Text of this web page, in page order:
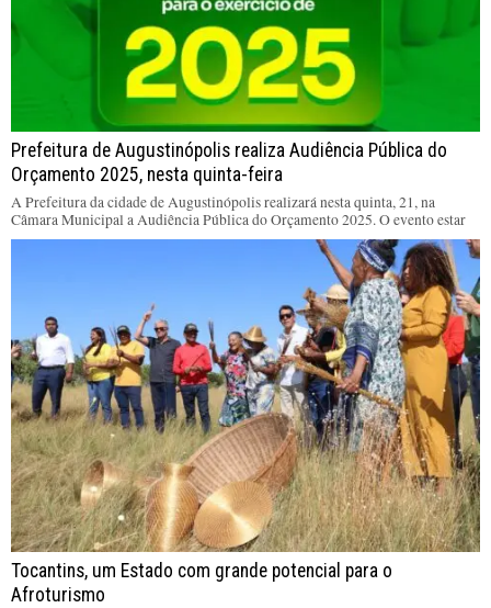
Prefeitura de Augustinópolis realiza Audiência Pública do
Orçamento 2025, nesta quinta-feira
A Prefeitura da cidade de Augustinópolis realizará nesta quinta, 21, na
Câmara Municipal a Audiência Pública do Orçamento 2025. O evento estar
Tocantins, um Estado com grande potencial para o
Afroturismo